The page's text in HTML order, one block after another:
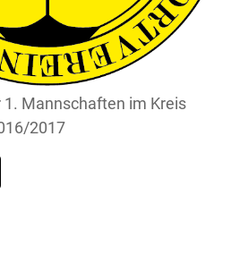
Mannschaften im Kreis
2017